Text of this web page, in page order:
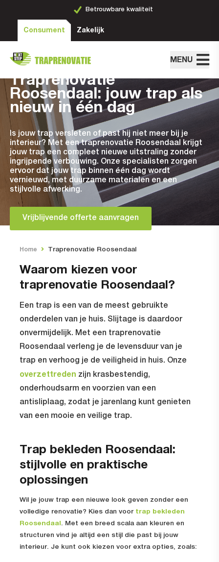
Consument Zakelijk
Ruime keuze aan stijlen
MENU
Traprenovatie
Roosendaal: jouw trap als
nieuw in één dag
Is jouw trap versleten of past hij niet meer bij je
interieur? Met een traprenovatie Roosendaal krijgt
jouw trap een compleet nieuwe uitstraling zonder
ingrijpende verbouwing. Onze specialisten zorgen
ervoor dat jouw trap binnen één dag wordt
vernieuwd, met duurzame materialen en een
stijlvolle afwerking.
Vrijblijvende offerte aanvragen
Home Traprenovatie Roosendaal
Waarom kiezen voor
traprenovatie Roosendaal?
Een trap is een van de meest gebruikte
onderdelen van je huis. Slijtage is daardoor
onvermijdelijk. Met een traprenovatie
Roosendaal verleng je de levensduur van je
trap en verhoog je de veiligheid in huis. Onze
overzettreden zijn krasbestendig,
onderhoudsarm en voorzien van een
antisliplaag, zodat je jarenlang kunt genieten
van een mooie en veilige trap.
Trap bekleden Roosendaal:
stijlvolle en praktische
oplossingen
Wil je jouw trap een nieuwe look geven zonder een
volledige renovatie? Kies dan voor trap bekleden
Roosendaal . Met een breed scala aan kleuren en
structuren vind je altijd een stijl die past bij jouw
interieur. Je kunt ook kiezen voor extra opties, zoals: